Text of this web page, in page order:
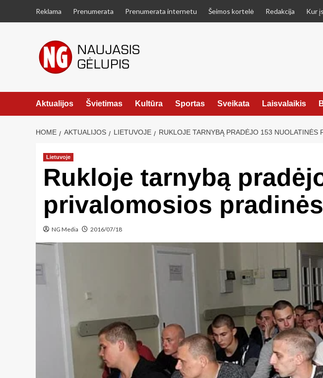
Reklama Prenumerata Prenumerata internetu Šeimos kortelė Redakcija Kur
Aktualijos Švietimas Kultūra Sportas Sveikata Laisvalaikis
HOME AKTUALIJOS LIETUVOJE RUKLOJE TARNYBĄ PRADĖJO 153 NUOLATINĖS
Lietuvoje
Rukloje tarnybą
privalomosios
NG Media 2016/07/18